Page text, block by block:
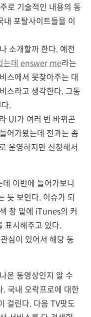
로 기술적인 내용의 동
포탈사이트들을 이
소개할까 한다. 예전
는데 enswer me라는
스에서 못찾아주는 대
스라고 생각한다. 그동
.
UI가 여러 번 바뀌곤
어가봤는데 전과는 좀
운영하지만 신청해서
이번에 들어가보니
듯 보인다. 이슈가 되
창 밑에 iTunes의 커
표시해주고 있다.
심이 있어서 해당 동
온 동영상인지 알 수
국내 오락프로에 대한
걸린다. 다음 TV팟도